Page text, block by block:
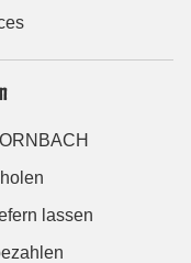
lassen